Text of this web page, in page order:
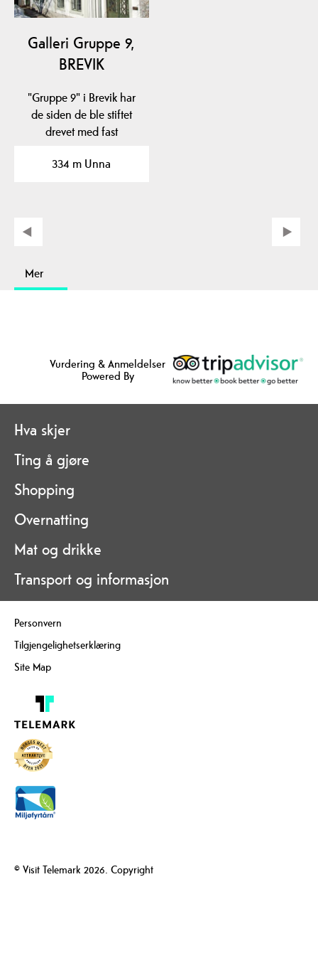
Galleri Gruppe 9,
BREVIK
"Gruppe 9" i Brevik har
de siden de ble stiftet
drevet med fast
ca.…
334 m Unna
Mer
Vurdering & Anmeldelser
Powered By
Hva skjer
Ting å gjøre
Shopping
Overnatting
Mat og drikke
Transport og informasjon
Personvern
Tilgjengelighetserklæring
Site Map
© Visit Telemark 2026. Copyright